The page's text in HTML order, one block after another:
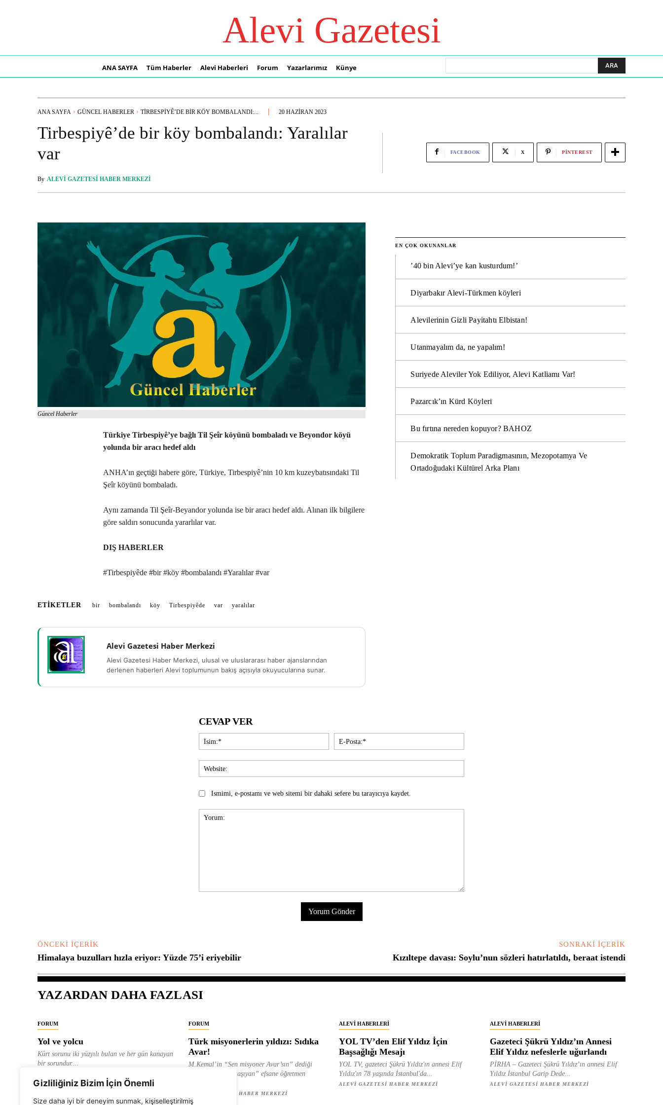
Gizliliğiniz Bizim İçin Önemli
Size daha iyi bir deneyim sunmak, kişiselleştirilmiş
Alevi Gazetesi
ANA SAYFA Tüm Haberler Alevi Haberleri Forum Yazarlarımız Künye ARA
ANA SAYFA GÜNCEL HABERLER TIRBESPIYÊ’DE BIR KÖY BOMBALANDI:... 20 HAZIRAN 2023
Tirbespiyê’de bir köy bombalandı: Yaralılar
var
By ALEVI GAZETESI HABER MERKEZI
FACEBOOK X PINTEREST
Güncel Haberler
Türkiye Tirbespiyê’ye bağlı Til Şeîr köyünü bombaladı ve Beyondor köyü
yolunda bir aracı hedef aldı
ANHA’ın geçtiği habere göre, Türkiye, Tirbespiyê’nin 10 km kuzeybatısındaki Til
Şeîr köyünü bombaladı.
Aynı zamanda Til Şeîr-Beyandor yolunda ise bir aracı hedef aldı. Alınan ilk bilgilere
göre saldırı sonucunda yararlılar var.
DIŞ HABERLER
#Tirbespiyêde #bir #köy #bombalandı #Yaralılar #var
ETIKETLER bir bombalandı köy Tirbespiyêde var yaralılar
Alevi Gazetesi Haber Merkezi
Alevi Gazetesi Haber Merkezi, ulusal ve uluslararası haber ajanslarından
derlenen haberleri Alevi toplumunun bakış açısıyla okuyucularına sunar.
EN ÇOK OKUNANLAR
’40 bin Alevi’ye kan kusturdum!’
Diyarbakır Alevi-Türkmen köyleri
Alevilerinin Gizli Payitahtı Elbistan!
Utanmayalım da, ne yapalım!
Suriyede Aleviler Yok Ediliyor, Alevi Katliamı Var!
Pazarcık’ın Kürd Köyleri
Bu fırtına nereden kopuyor? BAHOZ
Demokratik Toplum Paradigmasının, Mezopotamya Ve
Ortadoğudaki Kültürel Arka Planı
CEVAP VER
İsim:*
Posta:*
Ismimi, e-postamı ve web sitemi bir dahaki sefere bu tarayıcıya kaydet.
ÖNCEKI İÇERIK
Himalaya buzulları hızla eriyor: Yüzde 75’i eriyebilir
SONRAKI İÇERIK
Kızıltepe davası: Soylu’nun sözleri hatırlatıldı, beraat istendi
YAZARDAN DAHA FAZLASI
FORUM
Yol ve yolcu
Kürt sorunu iki yüzyılı bulan ve her gün kanayan
bir sorundur....
FORUM
Türk misyonerlerin yıldızı: Sıdıka
Avar!
M.Kemal’in “Sen misyoner Avar’sın” dediği
ve “dağlara ışık taşıyan” efsane öğretmen
ALEVI GAZETESI HABER MERKEZI
ALEVI HABERLERI
YOL TV’den Elif Yıldız İçin
Başsağlığı Mesajı
YOL TV, gazeteci Şükrü Yıldız'ın annesi Elif
Yıldız'ın 78 yaşında İstanbul'da...
ALEVI GAZETESI HABER MERKEZI
ALEVI HABERLERI
Gazeteci Şükrü Yıldız’ın Annesi
Elif Yıldız nefeslerle uğurlandı
PİRHA – Gazeteci Şükrü Yıldız’ın annesi Elif
Yıldız İstanbul Garip Dede...
ALEVI GAZETESI HABER MERKEZI